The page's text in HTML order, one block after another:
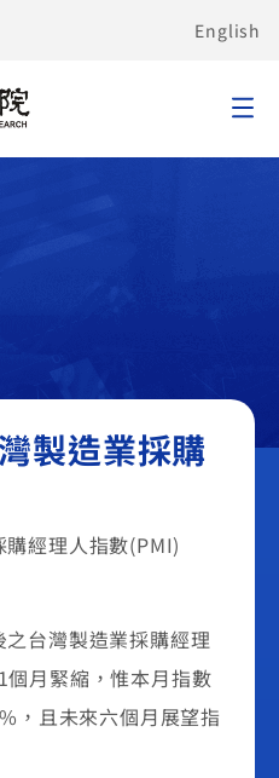
English
理人指數 PMI
製造業採購
經理人指數(PMI)
台灣製造業採購經理
月緊縮，惟本月指數
，且未來六個月展望指